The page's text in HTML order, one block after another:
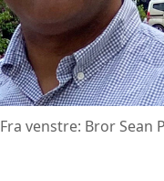
Fra venstre: Bror Sean